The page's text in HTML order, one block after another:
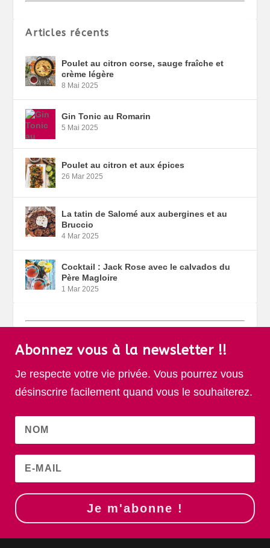
Articles récents
Poulet au citron corse, sauge fraîche et
crème légère
8 Mai 2025
Gin Tonic au Romarin
5 Mai 2025
Poulet au citron et aux épices
26 Mar 2025
La tatin de Salomé aux aubergines et au
Bruccio
4 Mar 2025
Cocktail : Jack Rose avec le calvados du
Père Magloire
1 Mar 2025
Abonnez vous à la newsletter !!
Je respecte votre vie privée. Vous pourrez vous
désinscrire facilement quand vous le souhaiterez.
Je m'abonne !